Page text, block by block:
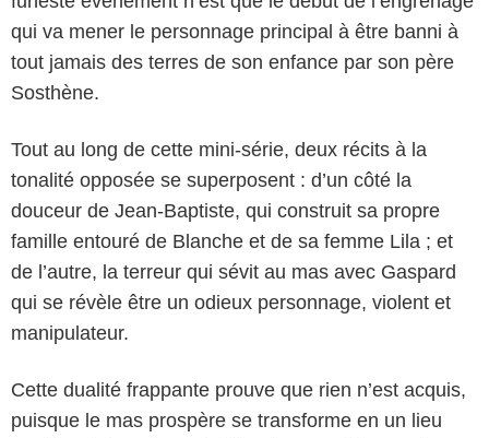
qui va mener le personnage principal à être banni à
tout jamais des terres de son enfance par son père
Sosthène.
Tout au long de cette mini-série, deux récits à la
tonalité opposée se superposent : d’un côté la
douceur de Jean-Baptiste, qui construit sa propre
famille entouré de Blanche et de sa femme Lila ; et
de l’autre, la terreur qui sévit au mas avec Gaspard
qui se révèle être un odieux personnage, violent et
manipulateur.
Cette dualité frappante prouve que rien n’est acquis,
puisque le mas prospère se transforme en un lieu